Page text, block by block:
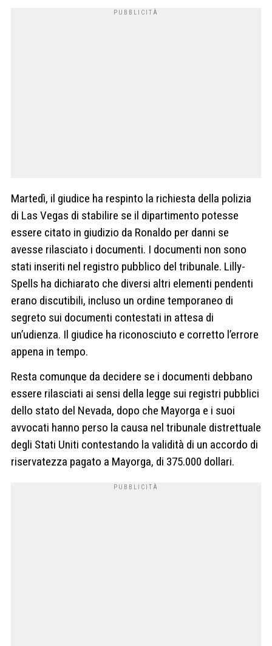
Martedì, il giudice ha respinto la richiesta della polizia
di Las Vegas di stabilire se il dipartimento potesse
essere citato in giudizio da Ronaldo per danni se
avesse rilasciato i documenti. I documenti non sono
stati inseriti nel registro pubblico del tribunale. Lilly-
Spells ha dichiarato che diversi altri elementi pendenti
erano discutibili, incluso un ordine temporaneo di
segreto sui documenti contestati in attesa di
un’udienza. Il giudice ha riconosciuto e corretto l’errore
appena in tempo.
Resta comunque da decidere se i documenti debbano
essere rilasciati ai sensi della legge sui registri pubblici
dello stato del Nevada, dopo che Mayorga e i suoi
avvocati hanno perso la causa nel tribunale distrettuale
degli Stati Uniti contestando la validità di un accordo di
riservatezza pagato a Mayorga, di 375.000 dollari.